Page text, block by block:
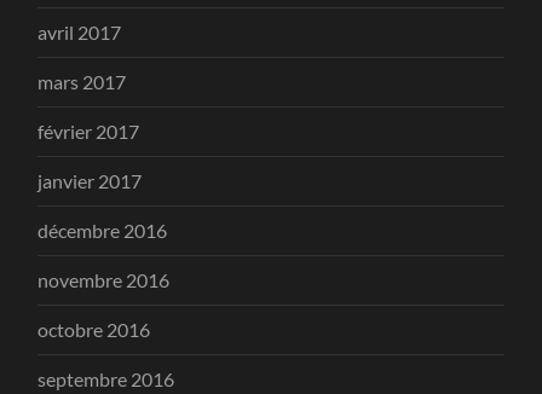
avril 2017
mars 2017
février 2017
janvier 2017
décembre 2016
novembre 2016
octobre 2016
septembre 2016